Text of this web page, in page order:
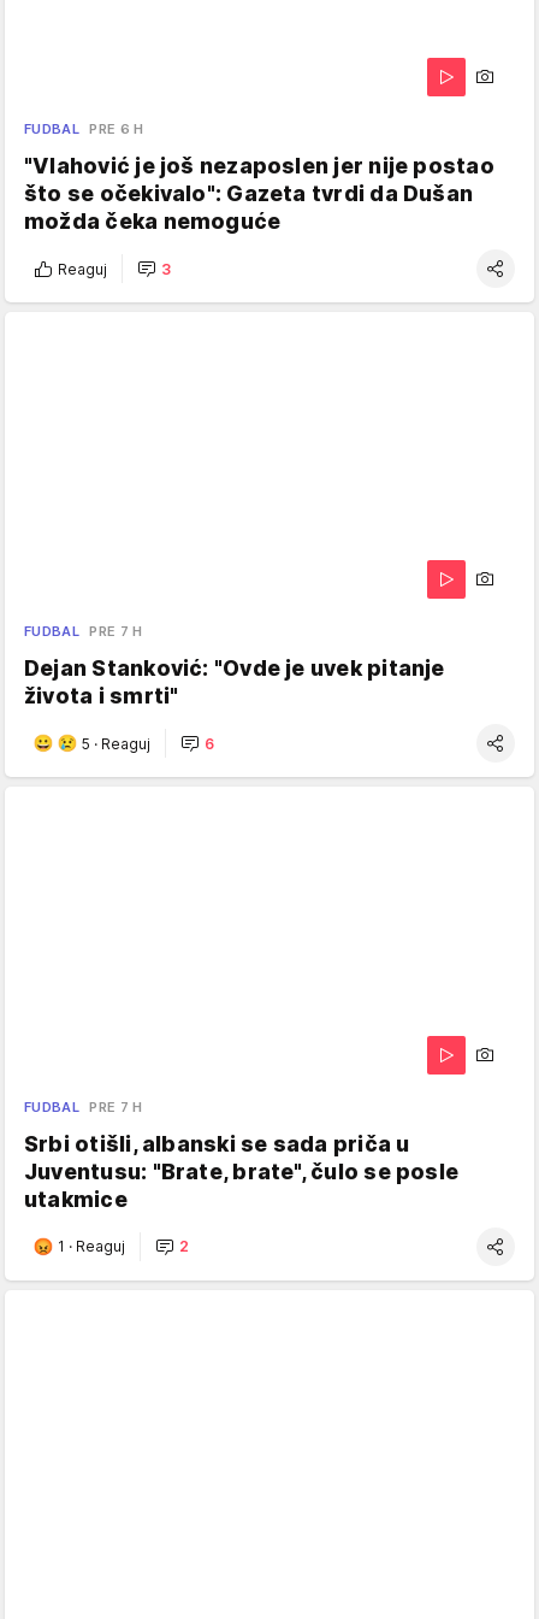
FUDBAL PRE 6 H
"Vlahović je još nezaposlen jer nije postao
što se očekivalo": Gazeta tvrdi da Dušan
možda čeka nemoguće
Reaguj 3
FUDBAL PRE 7 H
Dejan Stanković: "Ovde je uvek pitanje
života i smrti"
5 · Reaguj 6
FUDBAL PRE 7 H
Srbi otišli, albanski se sada priča u
Juventusu: "Brate, brate", čulo se posle
utakmice
1 · Reaguj 2